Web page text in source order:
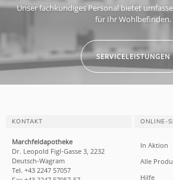
Unser fachkundiges Personal bietet
für Ihr Wohlbefinden.
SERVICELEISTUNGEN
KONTAKT
Marchfeldapotheke
Dr. Leopold Figl-Gasse 3, 2232
Deutsch-Wagram
Tel. +43 2247 57057
ONLINE-
In Aktion
Alle
Hilfe